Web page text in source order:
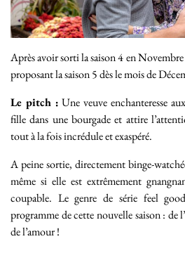
Après avoir sorti la saison 4 en
proposant la saison 5 dès le mois de
Le pitch : Une veuve enchanteresse
fille dans une bourgade et attire
tout à la fois incrédule et exaspéré.
A peine sortie, directement binge-
même si elle est extrêmement
coupable. Le genre de série feel
programme de cette nouvelle saison : de
de l’amour !